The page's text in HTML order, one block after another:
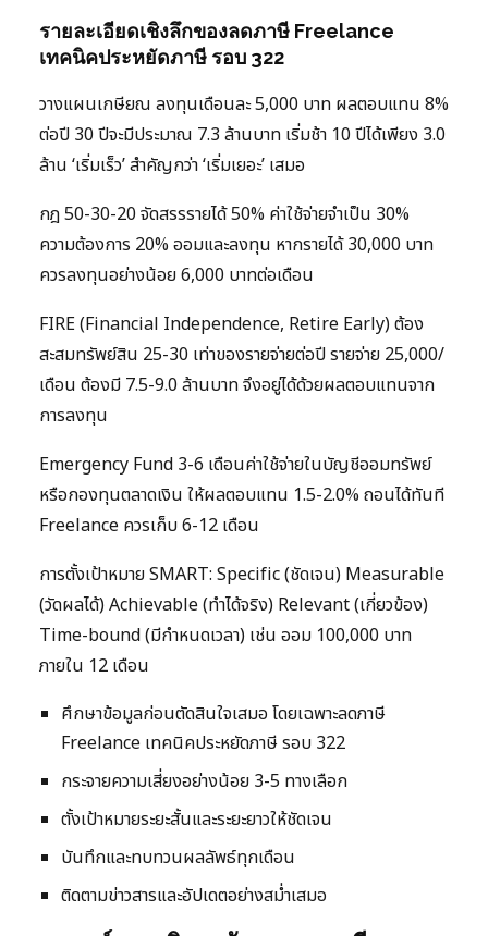
รายละเอียดเชิงลึกของลดภาษี Freelance
เทคนิคประหยัดภาษี รอบ 322
วางแผนเกษียณ ลงทุนเดือนละ 5,000 บาท ผลตอบแทน 8%
ต่อปี 30 ปีจะมีประมาณ 7.3 ล้านบาท เริ่มช้า 10 ปีได้เพียง 3.0
ล้าน ‘เริ่มเร็ว’ สำคัญกว่า ‘เริ่มเยอะ’ เสมอ
กฎ 50-30-20 จัดสรรรายได้ 50% ค่าใช้จ่ายจำเป็น 30%
ความต้องการ 20% ออมและลงทุน หากรายได้ 30,000 บาท
ควรลงทุนอย่างน้อย 6,000 บาทต่อเดือน
FIRE (Financial Independence, Retire Early) ต้อง
สะสมทรัพย์สิน 25-30 เท่าของรายจ่ายต่อปี รายจ่าย 25,000/
เดือน ต้องมี 7.5-9.0 ล้านบาท จึงอยู่ได้ด้วยผลตอบแทนจาก
การลงทุน
Emergency Fund 3-6 เดือนค่าใช้จ่ายในบัญชีออมทรัพย์
หรือกองทุนตลาดเงิน ให้ผลตอบแทน 1.5-2.0% ถอนได้ทันที
Freelance ควรเก็บ 6-12 เดือน
การตั้งเป้าหมาย SMART: Specific (ชัดเจน) Measurable
(วัดผลได้) Achievable (ทำได้จริง) Relevant (เกี่ยวข้อง)
Time-bound (มีกำหนดเวลา) เช่น ออม 100,000 บาท
ภายใน 12 เดือน
ศึกษาข้อมูลก่อนตัดสินใจเสมอ โดยเฉพาะลดภาษี
Freelance เทคนิคประหยัดภาษี รอบ 322
กระจายความเสี่ยงอย่างน้อย 3-5 ทางเลือก
ตั้งเป้าหมายระยะสั้นและระยะยาวให้ชัดเจน
บันทึกและทบทวนผลลัพธ์ทุกเดือน
ติดตามข่าวสารและอัปเดตอย่างสม่ำเสมอ